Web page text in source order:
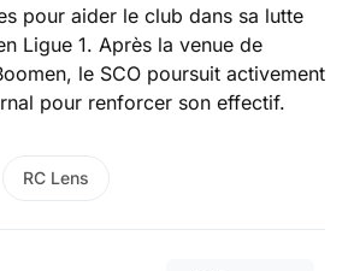
pour aider le club dans sa lutte
Ligue 1. Après la venue de
le SCO poursuit activement
pour renforcer son effectif.
RC Lens